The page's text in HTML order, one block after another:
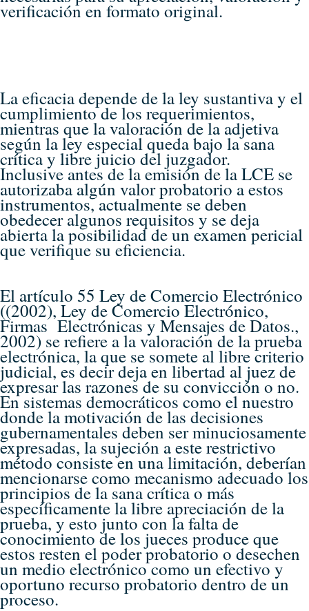
verificación en formato original.
La eficacia depende de la ley sustantiva y el
cumplimiento de los requerimientos,
mientras que la valoración de la adjetiva
según la ley especial queda bajo la sana
crítica y libre juicio del juzgador.
Inclusive antes de la emisión de la LCE se
autorizaba algún valor probatorio a estos
instrumentos, actualmente se deben
obedecer algunos requisitos y se deja
abierta la posibilidad de un examen pericial
que verifique su eficiencia.
El artículo 55 Ley de Comercio Electrónico
((2002), Ley de Comercio Electrónico,
Firmas Electrónicas y Mensajes de Datos.,
2002) se refiere a la valoración de la prueba
electrónica, la que se somete al libre criterio
judicial, es decir deja en libertad al juez de
expresar las razones de su convicción o no.
En sistemas democráticos como el nuestro
donde la motivación de las decisiones
gubernamentales deben ser minuciosamente
expresadas, la sujeción a este restrictivo
método consiste en una limitación, deberían
mencionarse como mecanismo adecuado los
principios de la sana crítica o más
específicamente la libre apreciación de la
prueba, y esto junto con la falta de
conocimiento de los jueces produce que
estos resten el poder probatorio o desechen
un medio electrónico como un efectivo y
oportuno recurso probatorio dentro de un
proceso.